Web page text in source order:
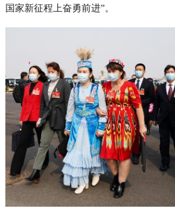
国家新征程上奋勇前进”。